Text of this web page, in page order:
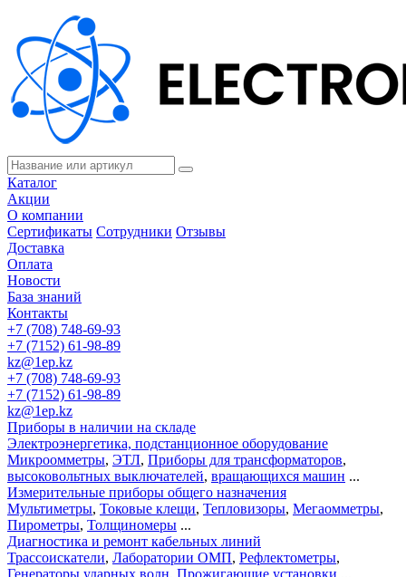
Каталог
Акции
О компании
Сертификаты Сотрудники Отзывы
Доставка
Оплата
Новости
База знаний
Контакты
+7 (708) 748-69-93
+7 (7152) 61-98-89
kz@1ep.kz
+7 (708) 748-69-93
+7 (7152) 61-98-89
kz@1ep.kz
Приборы в наличии на складе
Электроэнергетика, подстанционное оборудование
Микроомметры, ЭТЛ, Приборы для трансформаторов,
высоковольтных выключателей, вращающихся машин ...
Измерительные приборы общего назначения
Мультиметры, Токовые клещи, Тепловизоры, Мегаомметры,
Пирометры, Толщиномеры ...
Диагностика и ремонт кабельных линий
Трассоискатели, Лаборатории ОМП, Рефлектометры,
Генераторы ударных волн, Прожигающие установки ...